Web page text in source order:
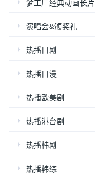
梦工厂经典动画长片
演唱会&颁奖礼
热播日剧
热播日漫
热播欧美剧
热播港台剧
热播韩剧
热播韩综